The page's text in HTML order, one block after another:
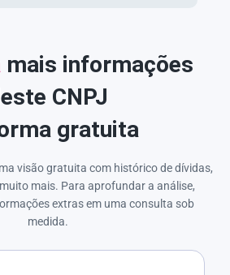
mais informações
CNPJ
gratuita
visão gratuita com histórico de dívidas,
mais. Para aprofundar a análise,
extras em uma consulta sob
medida.